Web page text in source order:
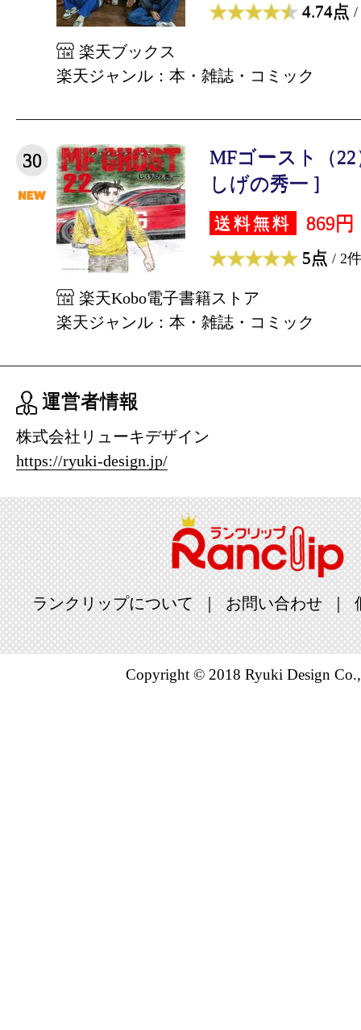
4.74点 /
楽天ブックス
楽天ジャンル：本・雑誌・コミック
30
MFゴースト（
しげの秀一 ]
送料無料 869円
5点 / 2件
楽天Kobo電子書籍ストア
楽天ジャンル：本・雑誌・コミック
運営者情報
株式会社リューキデザイン
https://ryuki-design.jp/
ランクリップについて お問い合わせ
Copyright © 2018 Ryuki Design